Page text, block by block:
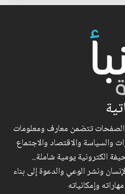
تتضمن معارف ومعلومات
والسياسة والاقتصاد والاجتماع
الكترونية يومية شاملة..
ونشر الوعي والدعوة إلى بناء
وإمكانياته